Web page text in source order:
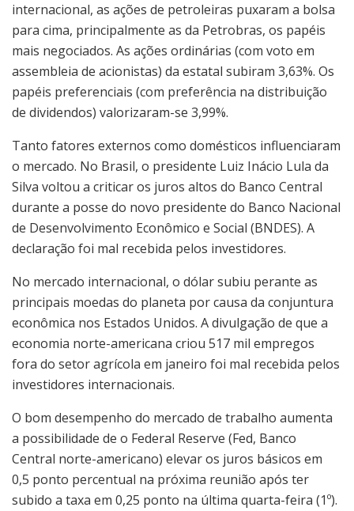
internacional, as ações de petroleiras puxaram a bolsa
para cima, principalmente as da Petrobras, os papéis
mais negociados. As ações ordinárias (com voto em
assembleia de acionistas) da estatal subiram 3,63%. Os
papéis preferenciais (com preferência na distribuição
de dividendos) valorizaram-se 3,99%.
Tanto fatores externos como domésticos influenciaram
o mercado. No Brasil, o presidente Luiz Inácio Lula da
Silva voltou a criticar os juros altos do Banco Central
durante a posse do novo presidente do Banco Nacional
de Desenvolvimento Econômico e Social (BNDES). A
declaração foi mal recebida pelos investidores.
No mercado internacional, o dólar subiu perante as
principais moedas do planeta por causa da conjuntura
econômica nos Estados Unidos. A divulgação de que a
economia norte-americana criou 517 mil empregos
fora do setor agrícola em janeiro foi mal recebida pelos
investidores internacionais.
O bom desempenho do mercado de trabalho aumenta
a possibilidade de o Federal Reserve (Fed, Banco
Central norte-americano) elevar os juros básicos em
0,5 ponto percentual na próxima reunião após ter
subido a taxa em 0,25 ponto na última quarta-feira (1º).